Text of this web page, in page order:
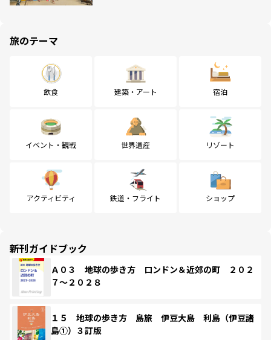
旅のテーマ
飲食 建築・アート 宿泊
イベント・観戦 世界遺産 リゾート
アクティビティ 鉄道・フライト ショップ
新刊ガイドブック
Ａ０３ 地球の歩き方 ロンドン＆近郊の町 ２０２
７～２０２８
１５ 地球の歩き方 島旅 伊豆大島 利島（伊豆諸
島①）３訂版